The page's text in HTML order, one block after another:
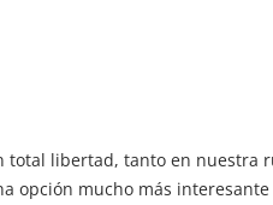
libertad, tanto en
opción mucho más